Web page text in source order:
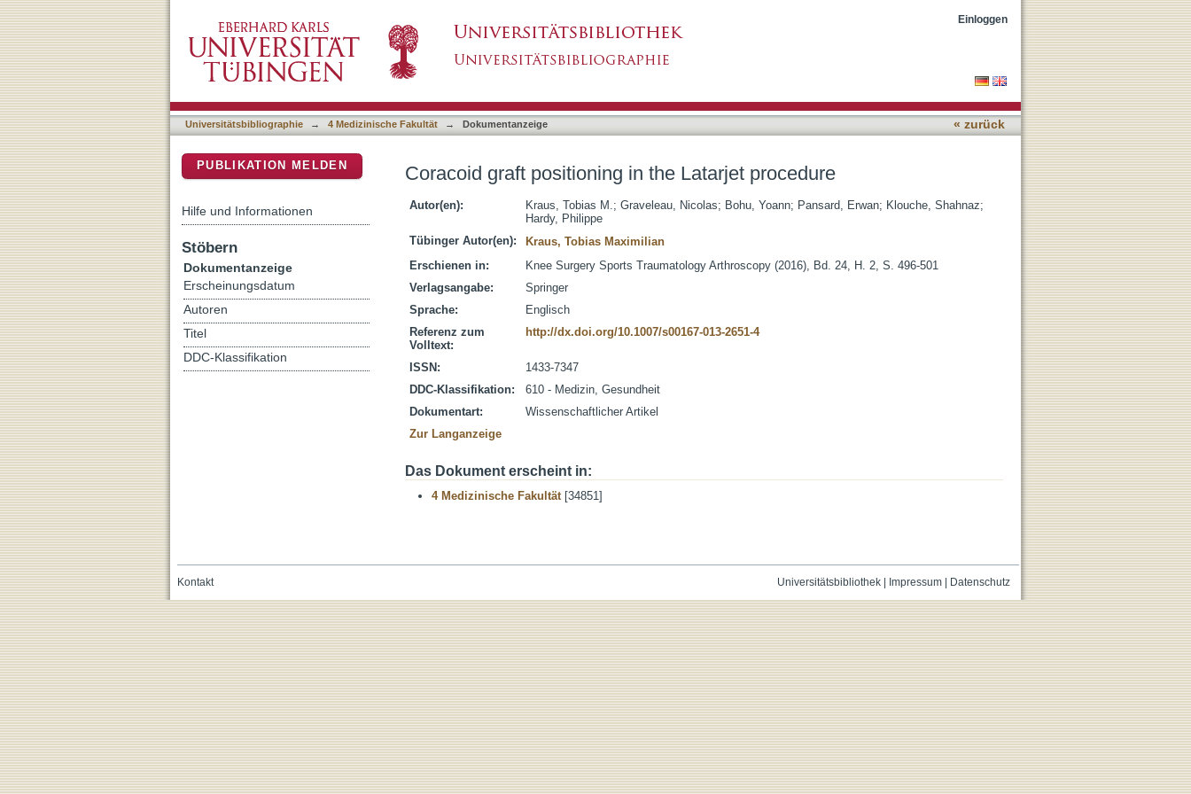
Einloggen
Universitätsbibliographie → 4 Medizinische Fakultät → Dokumentanzeige « zurück
Coracoid graft positioning in the Latarjet procedure
Autor(en): Kraus, Tobias M.; Graveleau, Nicolas; Bohu, Yoann; Pansard, Erwan; Klouche, Shahnaz;
Hardy, Philippe
Tübinger Autor(en):
Kraus, Tobias Maximilian
Erschienen in:
Knee Surgery Sports Traumatology Arthroscopy (2016), Bd. 24, H. 2, S. 496-501
Verlagsangabe:
Springer
Sprache:
Englisch
Referenz zum
Volltext:
http://dx.doi.org/10.1007/s00167-013-2651-4
ISSN:
1433-7347
DDC-Klassifikation:
610 - Medizin, Gesundheit
Dokumentart:
Wissenschaftlicher Artikel
Zur Langanzeige
Das Dokument erscheint in:
4 Medizinische Fakultät[34851]
PUBLIKATION MELDEN
Hilfe und Informationen
Stöbern
Dokumentanzeige
Erscheinungsdatum
Autoren
Titel
DDC-Klassifikation
Universitätsbibliothek| Impressum| Datenschutz
Kontakt